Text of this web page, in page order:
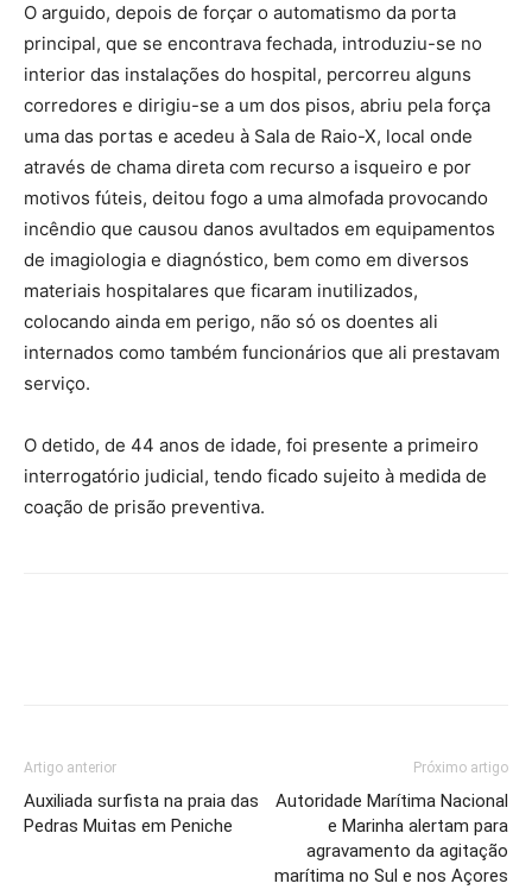
O arguido, depois de forçar o automatismo da porta
principal, que se encontrava fechada, introduziu-se no
interior das instalações do hospital, percorreu alguns
corredores e dirigiu-se a um dos pisos, abriu pela força
uma das portas e acedeu à Sala de Raio-X, local onde
através de chama direta com recurso a isqueiro e por
motivos fúteis, deitou fogo a uma almofada provocando
incêndio que causou danos avultados em equipamentos
de imagiologia e diagnóstico, bem como em diversos
materiais hospitalares que ficaram inutilizados,
colocando ainda em perigo, não só os doentes ali
internados como também funcionários que ali prestavam
serviço.
O detido, de 44 anos de idade, foi presente a primeiro
interrogatório judicial, tendo ficado sujeito à medida de
coação de prisão preventiva.
Artigo anterior
Auxiliada surfista na praia das
Pedras Muitas em Peniche
Próximo artigo
Autoridade Marítima Nacional
e Marinha alertam para
agravamento da agitação
marítima no Sul e nos Açores